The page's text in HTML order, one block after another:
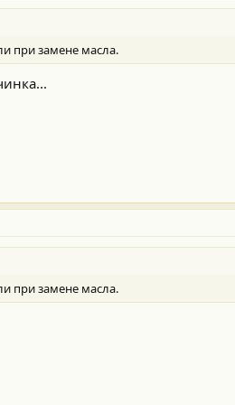
при замене масла.
при замене масла.